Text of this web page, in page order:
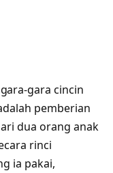
gara cincin
pemberian
dua orang anak
rinci
ia pakai,